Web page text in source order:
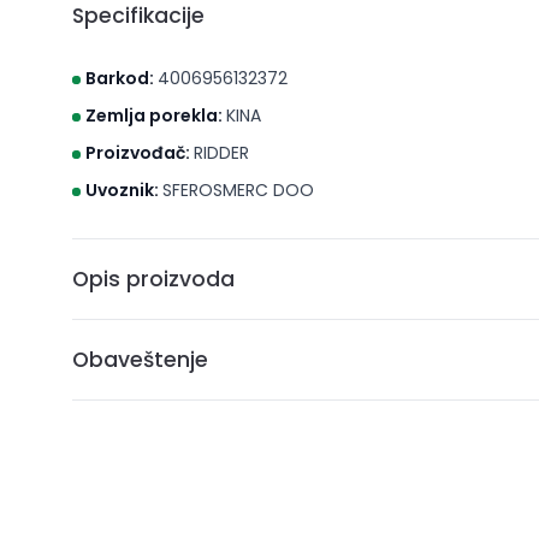
Specifikacije
Barkod: 4006956132372
Zemlja porekla: KINA
Proizvođač: RIDDER
Uvoznik: SFEROSMERC DOO
Opis proizvoda
Obaveštenje